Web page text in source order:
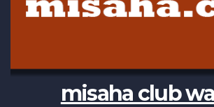
misaha club